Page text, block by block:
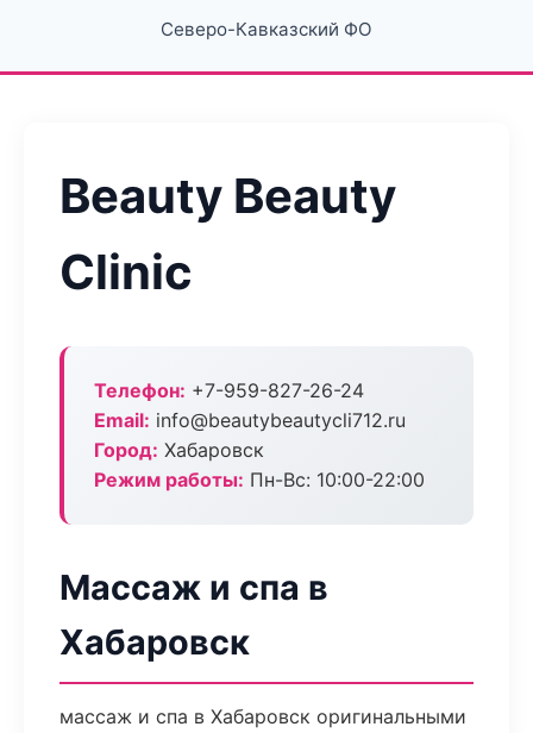
Северо-Кавказский ФО
Beauty Beauty
Clinic
Телефон: +7-959-827-26-24
Email: info@beautybeautycli712.ru
Город: Хабаровск
Режим работы: Пн-Вс: 10:00-22:00
Массаж и спа в
Хабаровск
массаж и спа в Хабаровск оригинальными